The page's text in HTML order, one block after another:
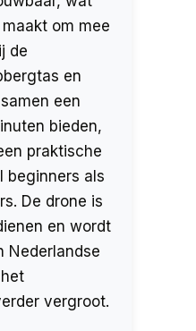
om mee
de
en
een
bieden,
praktische
beginners als
De drone is
en wordt
Nederlandse
vergroot.